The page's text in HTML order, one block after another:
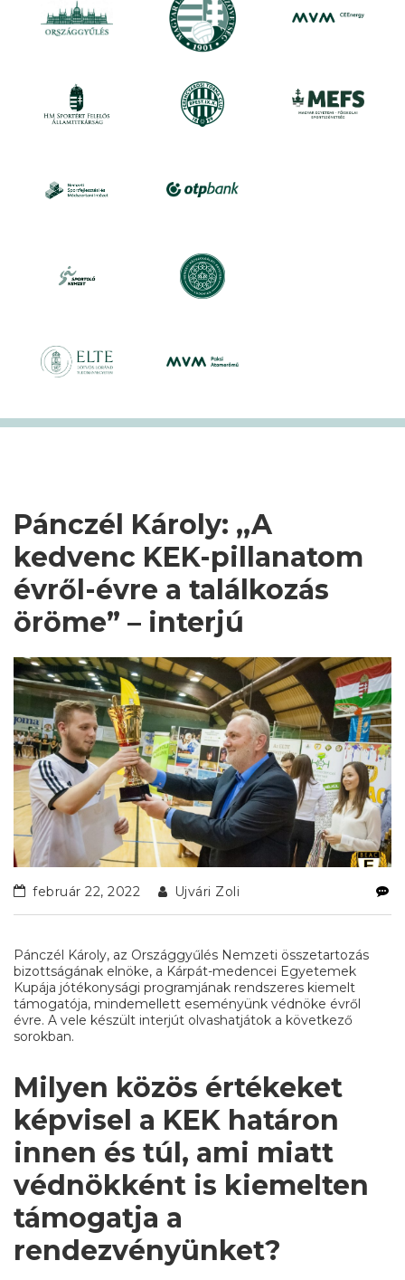
Pánczél Károly: ,,A
kedvenc KEK-pillanatom
évről-évre a találkozás
öröme” – interjú
február 22, 2022 Ujvári Zoli
Pánczél Károly, az Országgyűlés Nemzeti összetartozás
bizottságának elnöke, a Kárpát-medencei Egyetemek
Kupája jótékonysági programjának rendszeres kiemelt
támogatója, mindemellett eseményünk védnöke évről
évre. A vele készült interjút olvashatjátok a következő
sorokban.
Milyen közös értékeket
képvisel a KEK határon
innen és túl, ami miatt
védnökként is kiemelten
támogatja a
rendezvényünket?